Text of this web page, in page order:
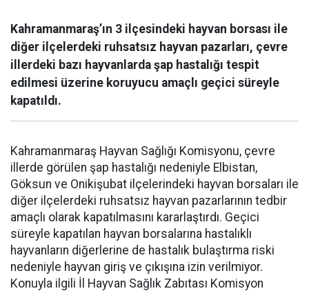
Kahramanmaraş’ın 3 ilçesindeki hayvan borsası ile
diğer ilçelerdeki ruhsatsız hayvan pazarları, çevre
illerdeki bazı hayvanlarda şap hastalığı tespit
edilmesi üzerine koruyucu amaçlı geçici süreyle
kapatıldı.
Kahramanmaraş Hayvan Sağlığı Komisyonu, çevre
illerde görülen şap hastalığı nedeniyle Elbistan,
Göksun ve Onikişubat ilçelerindeki hayvan borsaları ile
diğer ilçelerdeki ruhsatsız hayvan pazarlarının tedbir
amaçlı olarak kapatılmasını kararlaştırdı. Geçici
süreyle kapatılan hayvan borsalarına hastalıklı
hayvanların diğerlerine de hastalık bulaştırma riski
nedeniyle hayvan giriş ve çıkışına izin verilmiyor.
Konuyla ilgili İl Hayvan Sağlık Zabıtası Komisyon